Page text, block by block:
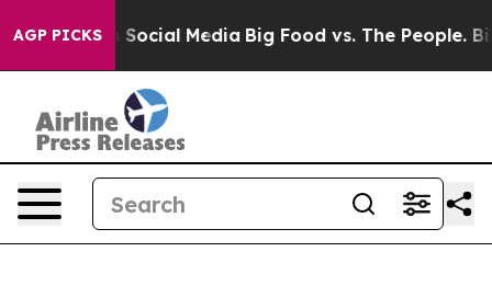
AGP PICKSon Social Media Big Food vs. The People. Big